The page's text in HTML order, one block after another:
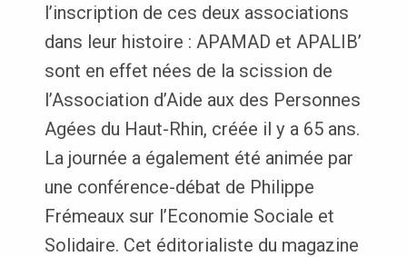
l’inscription de ces deux associations
dans leur histoire : APAMAD et APALIB’
sont en effet nées de la scission de
l’Association d’Aide aux des Personnes
Agées du Haut-Rhin, créée il y a 65 ans.
La journée a également été animée par
une conférence-débat de Philippe
Frémeaux sur l’Economie Sociale et
Solidaire. Cet éditorialiste du magazine